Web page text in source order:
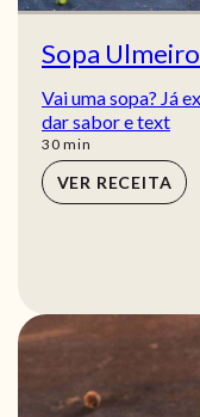
Sopa Ulmeiro
Vai uma sopa? Já
dar sabor e text
30min
min
VER RECEITA